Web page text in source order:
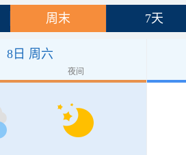
周末 7天
8日 周六
夜间